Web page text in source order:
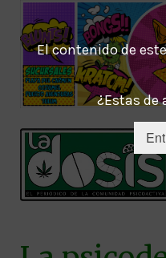
El contenido de
¿Estas de